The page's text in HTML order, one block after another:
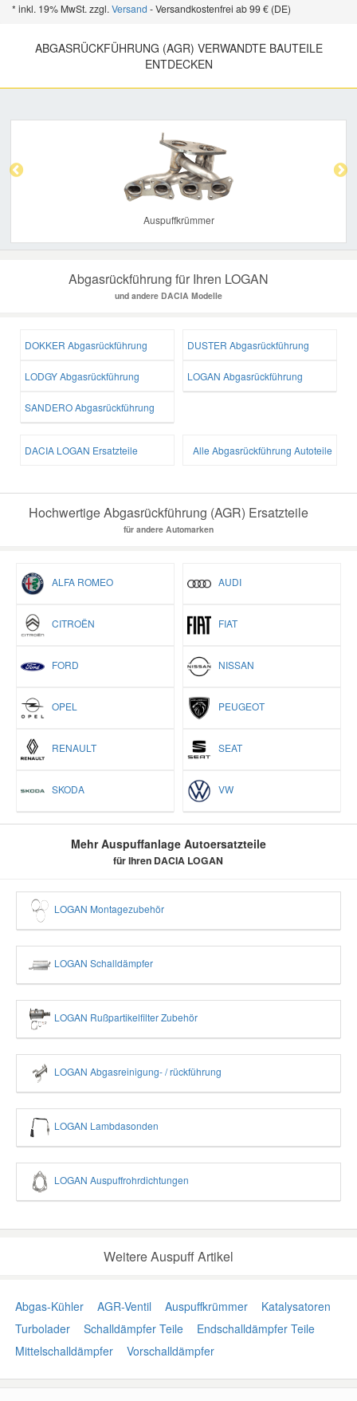
* inkl. 19% MwSt. zzgl. Versand - Versandkostenfrei ab 99 € (DE)
ABGASRÜCKFÜHRUNG (AGR) VERWANDTE BAUTEILE
ENTDECKEN
Auspuffkrümmer
Abgasrückführung für Ihren LOGAN
und andere DACIA Modelle
DOKKER Abgasrückführung DUSTER Abgasrückführung
LODGY Abgasrückführung LOGAN Abgasrückführung
SANDERO Abgasrückführung
DACIA LOGAN Ersatzteile Alle Abgasrückführung Autoteile
Hochwertige Abgasrückführung (AGR) Ersatzteile
für andere Automarken
ALFA ROMEO AUDI
CITROËN FIAT
FORD NISSAN
OPEL PEUGEOT
RENAULT SEAT
SKODA VW
Mehr Auspuffanlage Autoersatzteile
für Ihren DACIA LOGAN
LOGAN Montagezubehör
LOGAN Schalldämpfer
LOGAN Rußpartikelfilter Zubehör
LOGAN Abgasreinigung- / rückführung
LOGAN Lambdasonden
LOGAN Auspuffrohrdichtungen
Weitere Auspuff Artikel
Abgas-Kühler AGR-Ventil Auspuffkrümmer
Katalysatoren
Turbolader
Schalldämpfer Teile
Endschalldämpfer Teile
Mittelschalldämpfer
Vorschalldämpfer